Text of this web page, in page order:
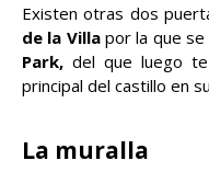
Existen otras dos
de la Villapor la que se
Park, del que luego
principal del castillo en
La muralla